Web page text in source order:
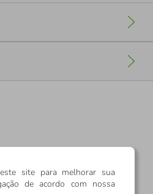
site para melhorar sua
de acordo com nossa